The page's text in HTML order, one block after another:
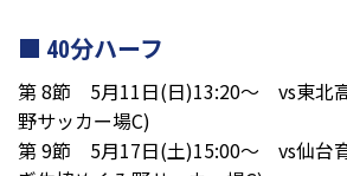
40分ハーフ
第 8節 5月11日(日)13:20～ vs東北
野サッカー場C)
第 9節 5月17日(土)15:00～ vs仙台